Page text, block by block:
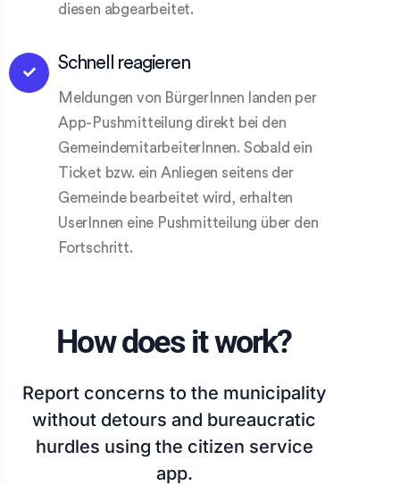
diesen abgearbeitet.
Schnell reagieren
Meldungen von BürgerInnen landen per
App-Pushmitteilung direkt bei den
GemeindemitarbeiterInnen. Sobald ein
Ticket bzw. ein Anliegen seitens der
Gemeinde bearbeitet wird, erhalten
UserInnen eine Pushmitteilung über den
Fortschritt.
How does it work?
Report concerns to the municipality
without detours and bureaucratic
hurdles using the citizen service
app.